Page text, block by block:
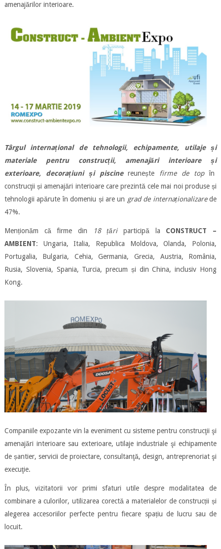
amenajărilor interioare.
Târgul internațional de tehnologii, echipamente, utilaje și
materiale pentru construcții, amenajări interioare și
exterioare, decorațiuni și piscinereunește firme de topîn
construcţii și amenajări interioare care prezintă cele mai noi produse și
tehnologii apărute în domeniu și are un grad de internaționalizarede
47%.
Menționăm că firme din 18 țăriparticipă la CONSTRUCT –
AMBIENT: Ungaria, Italia, Republica Moldova, Olanda, Polonia,
Portugalia, Bulgaria, Cehia, Germania, Grecia, Austria, România,
Rusia, Slovenia, Spania, Turcia, precum și din China, inclusiv Hong
Kong.
Companiile expozante vin la eveniment cu sisteme pentru construcţii şi
amenajări interioare sau exterioare, utilaje industriale şi echipamente
de șantier, servicii de proiectare, consultanţă, design, antreprenoriat şi
execuţie.
În plus, vizitatorii vor primi sfaturi utile despre modalitatea de
combinare a culorilor, utilizarea corectă a materialelor de construcții și
alegerea accesoriilor perfecte pentru fiecare spațiu de lucru sau de
locuit.